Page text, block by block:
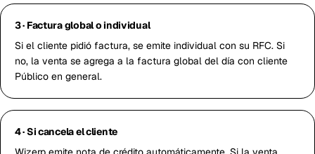
3 · Factura global o individual
Si el cliente pidió factura, se emite individual con su RFC. Si
no, la venta se agrega a la factura global del día con cliente
Público en general.
4 · Si cancela el cliente